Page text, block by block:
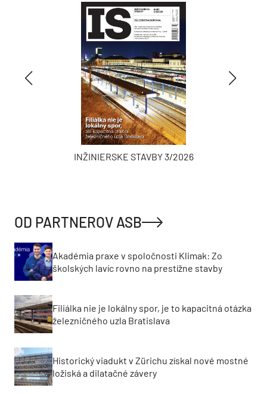
INŽINIERSKE STAVBY 3/2026
OD PARTNEROV ASB
Akadémia praxe v spoločnosti Klimak: Zo
školských lavíc rovno na prestížne stavby
Filiálka nie je lokálny spor, je to kapacitná otázka
železničného uzla Bratislava
Historický viadukt v Zürichu získal nové mostné
ložiská a dilatačné závery